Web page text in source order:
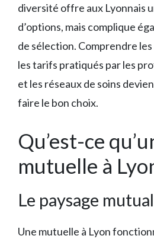
diversité offre aux Lyonnais
d’options, mais complique
de sélection. Comprendre
les tarifs pratiqués par les
et les réseaux de soins
faire le bon choix.
Qu’est-ce
mutuelle à
Le paysage
Une mutuelle à Lyon